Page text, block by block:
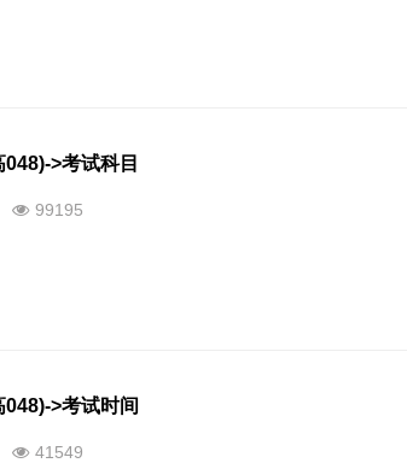
>考试科目
99195
>考试时间
41549